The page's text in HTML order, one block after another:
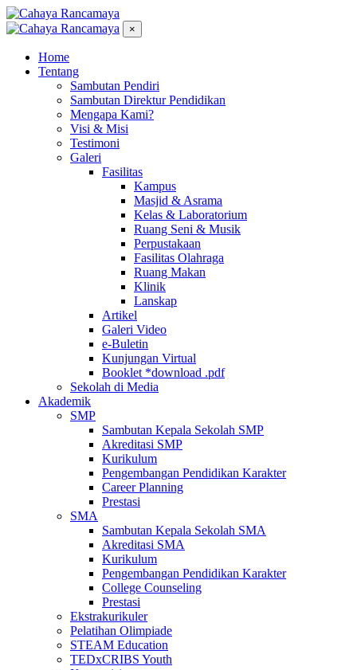
×
Home
Tentang
Sambutan Pendiri
Sambutan Direktur Pendidikan
Mengapa Kami?
Visi & Misi
Testimoni
Galeri
Fasilitas
Kampus
Masjid & Asrama
Kelas & Laboratorium
Ruang Seni & Musik
Perpustakaan
Fasilitas Olahraga
Ruang Makan
Klinik
Lanskap
Artikel
Galeri Video
e-Buletin
Kunjungan Virtual
Booklet *download .pdf
Sekolah di Media
Akademik
SMP
Sambutan Kepala Sekolah SMP
Akreditasi SMP
Kurikulum
Pengembangan Pendidikan Karakter
Career Planning
Prestasi
SMA
Sambutan Kepala Sekolah SMA
Akreditasi SMA
Kurikulum
Pengembangan Pendidikan Karakter
College Counseling
Prestasi
Ekstrakurikuler
Pelatihan Olimpiade
STEAM Education
TEDxCRIBS Youth